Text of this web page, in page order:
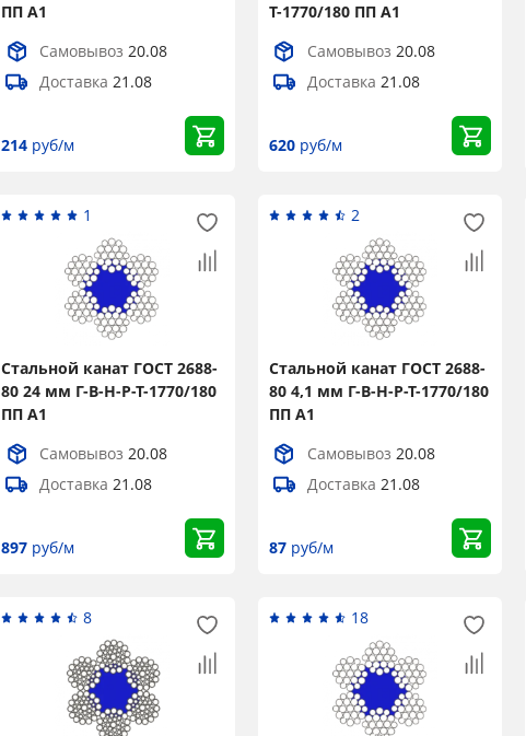
ПП А1
Самовывоз20.08
Доставка21.08
214 руб/м
Т-1770/180 ПП А1
Самовывоз 20.08
Доставка 21.08
620руб/м
1
Стальной канат ГОСТ 2688-
80 24 мм Г-В-Н-Р-Т-1770/180
ПП А1
Самовывоз20.08
Доставка21.08
897 руб/м
2
Стальной канат ГОСТ 2688-
80 4,1 мм Г-В-Н-Р-Т-1770/180
ПП А1
Самовывоз 20.08
Доставка 21.08
87руб/м
8 18
Popup
Title
×
Popup Content